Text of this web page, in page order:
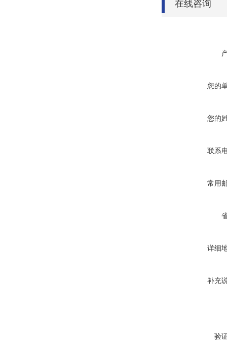
在线咨询
您的
您的
联系
常用
详细
补充
验